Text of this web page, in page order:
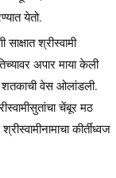
येतो.
श्रीस्वामी
अपार माया केली
शतकाची वेस ओलांडली.
चेंबूर मठ
कीर्तीध्वज